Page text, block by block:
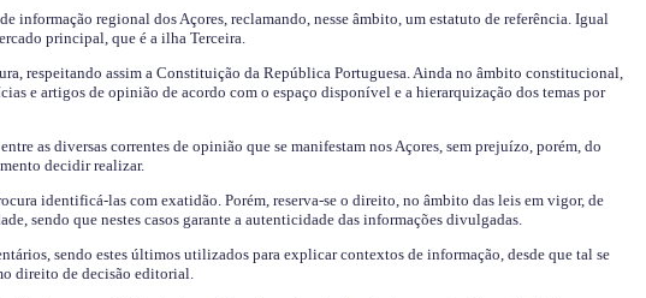
informação regional dos Açores, reclamando, nesse âmbito, um estatuto de referência. Igual
principal, que é a ilha Terceira.
respeitando assim a Constituição da República Portuguesa. Ainda no âmbito constitucional,
e artigos de opinião de acordo com o espaço disponível e a hierarquização dos temas por
as diversas correntes de opinião que se manifestam nos Açores, sem prejuízo, porém, do
decidir realizar.
identificá-las com exatidão. Porém, reserva-se o direito, no âmbito das leis em vigor, de
sendo que nestes casos garante a autenticidade das informações divulgadas.
sendo estes últimos utilizados para explicar contextos de informação, desde que tal se
direito de decisão editorial.